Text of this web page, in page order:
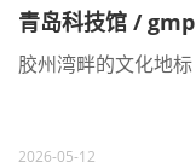
青岛科技馆 / gmp
胶州湾畔的文化地标
2026-05-12